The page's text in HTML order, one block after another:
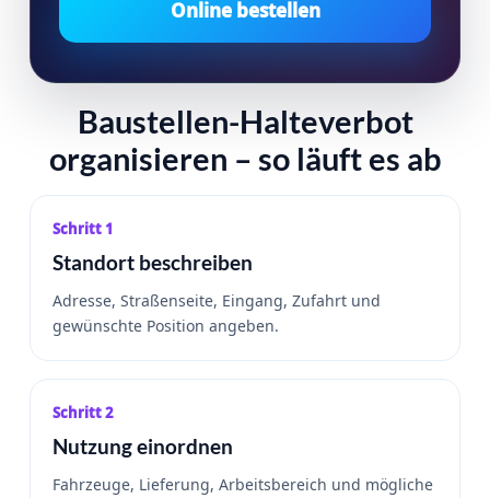
Online bestellen
Baustellen-Halteverbot
organisieren – so läuft es ab
Schritt 1
Standort beschreiben
Adresse, Straßenseite, Eingang, Zufahrt und
gewünschte Position angeben.
Schritt 2
Nutzung einordnen
Fahrzeuge, Lieferung, Arbeitsbereich und mögliche